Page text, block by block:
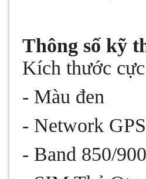
Thông số kỹ
Kích thước
- Màu đen
- Network
- Band 850/